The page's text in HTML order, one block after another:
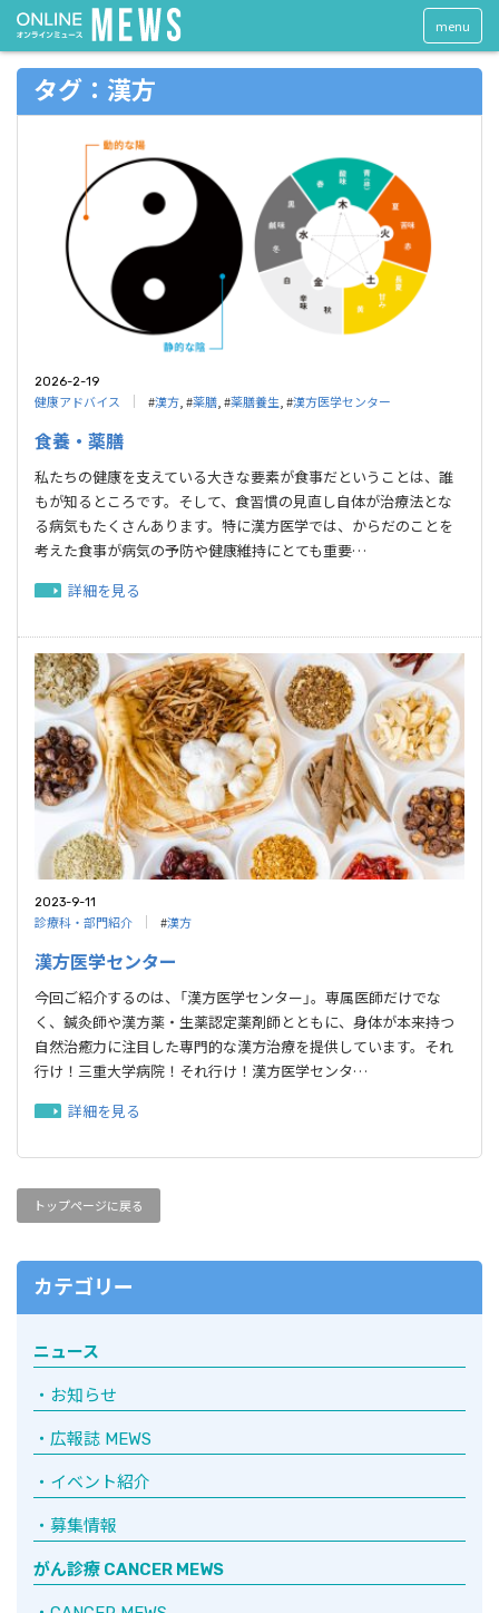
menu
タグ：漢方
2026-2-19
健康アドバイス #漢方 , #薬膳 , #薬膳養生 , #漢方医学センター
食養・薬膳
私たちの健康を支えている大きな要素が食事だということは、誰
もが知るところです。そして、食習慣の見直し自体が治療法とな
る病気もたくさんあります。特に漢方医学では、からだのことを
考えた食事が病気の予防や健康維持にとても重要…
詳細を見る
2023-9-11
診療科・部門紹介 #漢方
漢方医学センター
今回ご紹介するのは、「漢方医学センター」。専属医師だけでな
く、鍼灸師や漢方薬・生薬認定薬剤師とともに、身体が本来持つ
自然治癒力に注目した専門的な漢方治療を提供しています。それ
行け！三重大学病院！それ行け！漢方医学センタ…
詳細を見る
トップページに戻る
カテゴリー
ニュース
お知らせ
広報誌 MEWS
イベント紹介
募集情報
がん診療 CANCER MEWS